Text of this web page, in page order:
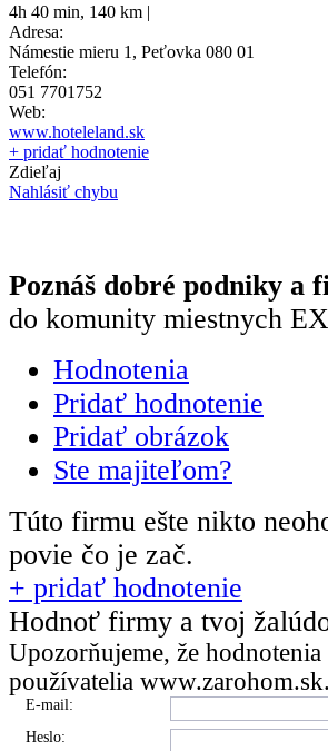
4h 40 min, 140 km |
Adresa:
Námestie mieru 1, Peťovka 080 01
Telefón:
051 7701752
Web:
www.hoteleland.sk
+ pridať hodnotenie
Zdieľaj
Nahlásiť chybu
Poznáš dobré podniky a
do komunity miestnych
Hodnotenia
Pridať hodnotenie
Pridať obrázok
Ste majiteľom?
Túto firmu ešte nikto
povie čo je zač.
+ pridať hodnotenie
Hodnoť firmy a tvoj
Upozorňujeme, že
používatelia www.zarohom.sk.
E-mail:
Heslo: